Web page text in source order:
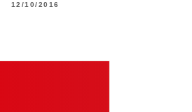
12/10/2016